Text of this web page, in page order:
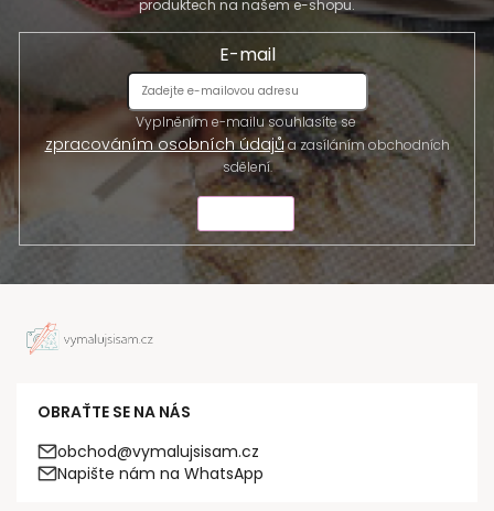
produktech na našem e-shopu.
E-mail
Vyplněním e-mailu souhlasíte se
zpracováním osobních údajůa zasíláním obchodních
sdělení.
OBRAŤTE SE NA NÁS
obchod@vymalujsisam.cz
Napište nám na WhatsApp